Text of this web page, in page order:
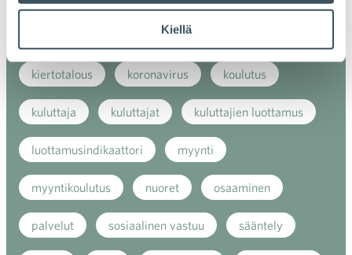
Kiellä
kauppa
kiertotalous koronavirus koulutus
kuluttaja kuluttajat kuluttajien luottamus
luottamusindikaattori myynti
myyntikoulutus nuoret osaaminen
palvelut sosiaalinen vastuu sääntely